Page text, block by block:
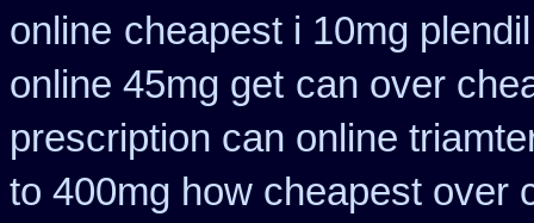
online cheapest i 10mg
online 45mg get can over
prescription can online
to 400mg how cheapest over